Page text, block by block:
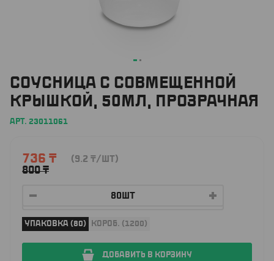
СОУСНИЦА С СОВМЕЩЕННОЙ
КРЫШКОЙ, 50МЛ, ПРОЗРАЧНАЯ
АРТ. 23011061
736 ₸
800₸
(9.2 ₸/ШТ)
УПАКОВКА (80) КОРОБ. (1200)
ДОБАВИТЬ В КОРЗИНУ